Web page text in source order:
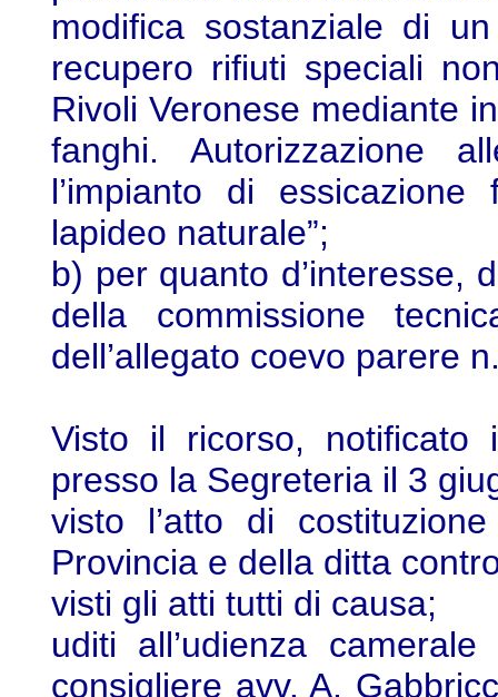
modifica sostanziale di
recupero rifiuti speciali
Rivoli Veronese mediante
fanghi. Autorizzazione
l’impianto di
lapideo naturale”;
b) per quanto d’interesse,
della commissione
dell’allegato coevo parere
Visto il ricorso,
presso la Segreteria il 3
visto l’atto di
Provincia e della ditta
visti gli atti tutti di causa;
uditi all’udienza
consigliere avv. A.